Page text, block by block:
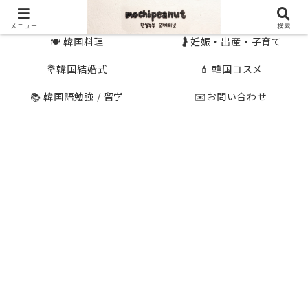
🍽 韓国料理
🤰妊娠・出産・子育て
💐韓国結婚式
💄 韓国コスメ
📚 韓国語勉強 / 留学
✉️お問い合わせ
メニュー 検索